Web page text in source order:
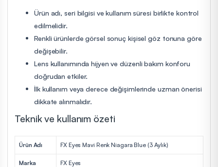
Ürün adı, seri bilgisi ve kullanım süresi birlikte kontrol
edilmelidir.
Renkli ürünlerde görsel sonuç kişisel göz tonuna göre
değişebilir.
Lens kullanımında hijyen ve düzenli bakım konforu
doğrudan etkiler.
İlk kullanım veya derece değişimlerinde uzman önerisi
dikkate alınmalıdır.
Teknik ve kullanım özeti
Ürün Adı FX Eyes Mavi Renk Niagara Blue (3 Aylık)
Marka FX Eyes